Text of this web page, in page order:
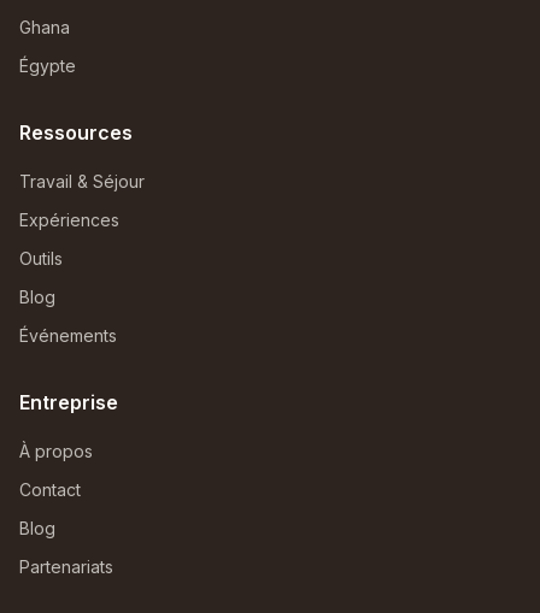
Ghana
Égypte
Ressources
Travail & Séjour
Expériences
Outils
Blog
Événements
Entreprise
À propos
Contact
Blog
Partenariats